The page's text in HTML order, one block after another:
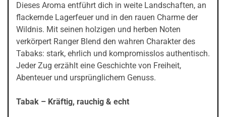
Dieses Aroma entführt dich in weite Landschaften, an
flackernde Lagerfeuer und in den rauen Charme der
Wildnis. Mit seinen holzigen und herben Noten
verkörpert Ranger Blend den wahren Charakter des
Tabaks: stark, ehrlich und kompromisslos authentisch.
Jeder Zug erzählt eine Geschichte von Freiheit,
Abenteuer und ursprünglichem Genuss.
Tabak – Kräftig, rauchig & echt